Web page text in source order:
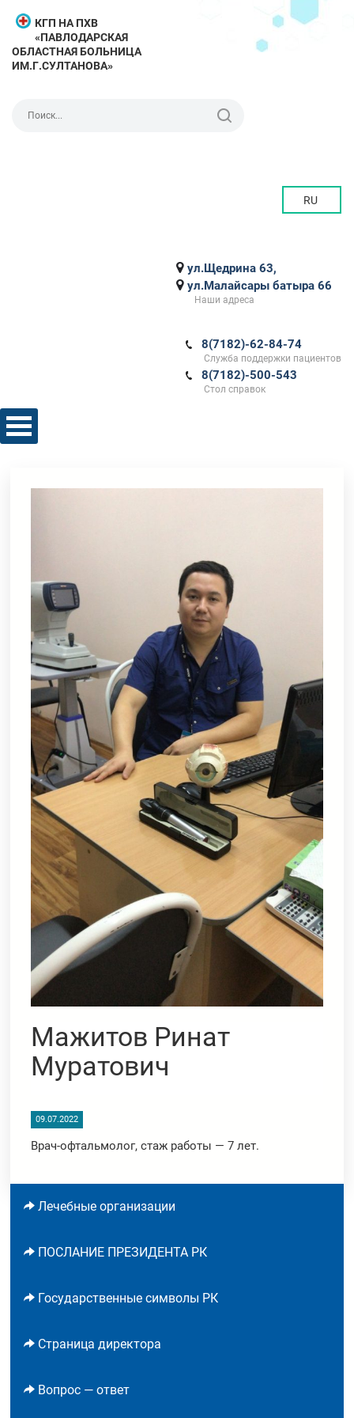
КГП НА ПХВ
«ПАВЛОДАРСКАЯ
ОБЛАСТНАЯ БОЛЬНИЦА
ИМ.Г.СУЛТАНОВА»
RU
ул.Щедрина 63,
ул.Малайсары батыра 66
Наши адреса
8(7182)-62-84-74
Служба поддержки пациентов
8(7182)-500-543
Стол справок
Мажитов Ринат
Муратович
09.07.2022
Врач-офтальмолог, стаж работы — 7 лет.
Лечебные организации
ПОСЛАНИЕ ПРЕЗИДЕНТА РК
Государственные символы РК
Страница директора
Вопрос — ответ